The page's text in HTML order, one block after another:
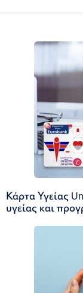
Κάρτα Υγείας
υγείας και